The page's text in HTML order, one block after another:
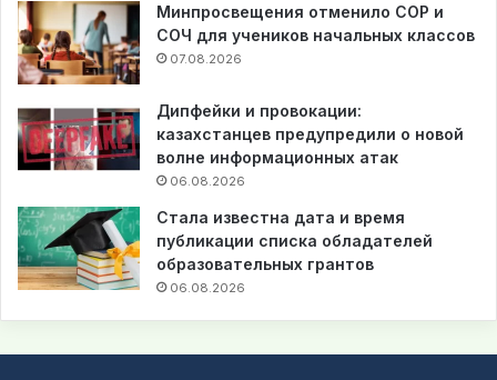
Минпросвещения отменило СОР и
СОЧ для учеников начальных классов
07.08.2026
Дипфейки и провокации:
казахстанцев предупредили о новой
волне информационных атак
06.08.2026
Стала известна дата и время
публикации списка обладателей
образовательных грантов
06.08.2026